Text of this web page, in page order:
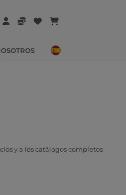
y a los catálogos completos